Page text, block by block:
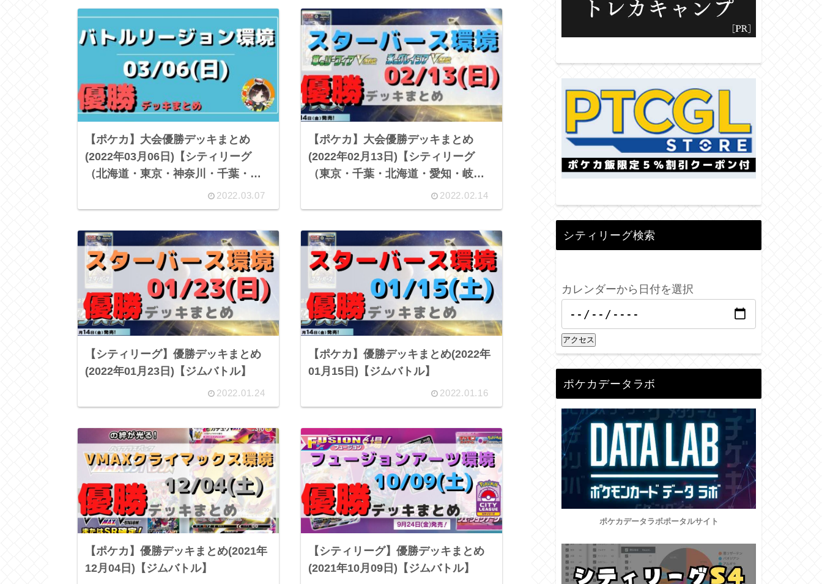
【ポケカ】大会優勝デッキまとめ
(2022年03月06日)【シティリーグ
（北海道・東京・神奈川・千葉・茨
城・愛知・三重・静岡・宮城・大
阪・兵庫・香川・福岡）・ジムバト
2022.03.07
【ポケカ】大会優勝デッキまとめ
(2022年02月13日)【シティリーグ
（東京・千葉・北海道・愛知・岐
阜・福井・広島・熊本）】2022.02.14
【シティリーグ】優勝デッキまとめ
(2022年01月23日)【ジムバトル】
2022.01.24
【ポケカ】優勝デッキまとめ(2022年
01月15日)【ジムバトル】
2022.01.16
【ポケカ】優勝デッキまとめ(2021年
12月04日)【ジムバトル】
【シティリーグ】優勝デッキまとめ
(2021年10月09日)【ジムバトル】
シティリーグ検索
カレンダーから日付を選択
アクセス
ポケカデータラボ
ポケカデータラボポータルサイト